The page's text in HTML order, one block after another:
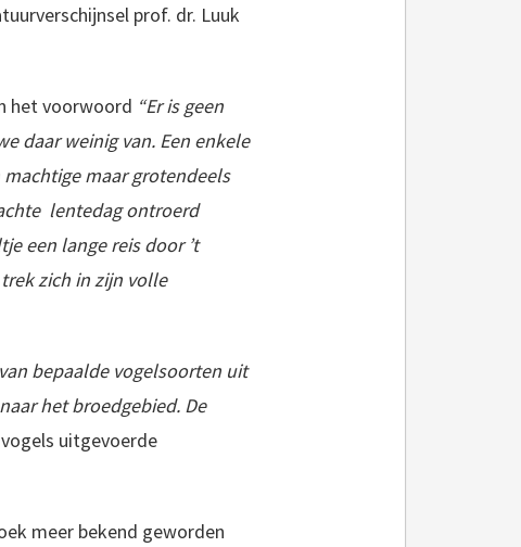
prof. dr. Luuk
het voorwoord “Er is geen
daar weinig van. Een enkele
maar grotendeels
lentedag ontroerd
een lange reis door ’t
zich in zijn volle
bepaalde vogelsoorten uit
het broedgebied. De
uitgevoerde
meer bekend geworden